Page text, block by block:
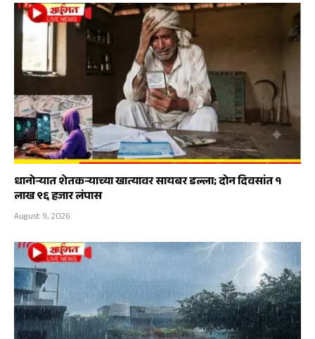
धानोऱ्यात शेतकऱ्याच्या खात्यावर सायबर डल्ला; दोन दिवसांत १
लाख ९६ हजार लंपास
August 9, 2026